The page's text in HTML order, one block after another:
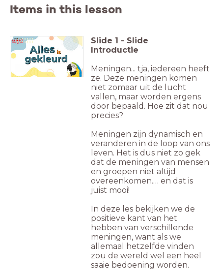
Items in this lesson
Slide 1 - Slide
Introductie
Meningen... tja, iedereen heeft
ze. Deze meningen komen
niet zomaar uit de lucht
vallen, maar worden ergens
door bepaald. Hoe zit dat nou
precies?
Meningen zijn dynamisch en
veranderen in de loop van ons
leven. Het is dus niet zo gek
dat de meningen van mensen
en groepen niet altijd
overeenkomen.… en dat is
juist mooi!
In deze les bekijken we de
positieve kant van het
hebben van verschillende
meningen, want als we
allemaal hetzelfde vinden
zou de wereld wel een heel
saaie bedoening worden.